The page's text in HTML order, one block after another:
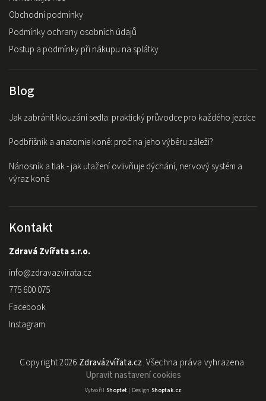
Obchodní podmínky
Podmínky ochrany osobních údajů
Postup a podmínky při nákupu na splátky
Blog
Jak zabránit klouzání sedla: praktický průvodce pro každého jezdce
Podbřišník a anatomie koně: proč na jeho výběru záleží?
Nánosník a tlak - jak utažení ovlivňuje dýchání, nervový systém a
výraz koně
Kontakt
Zdravá Zvířata s.r.o.
info@zdravazvirata.cz
775 600 075
Facebook
Instagram
Copyright 2026 Zdravázvířata.cz. Všechna práva vyhrazena.
Upravit nastavení cookies
Vytvořil Shoptet| Design Shoptak.cz